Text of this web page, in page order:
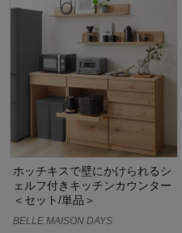
ホッチキスで壁にかけられるシ
ェルフ付きキッチンカウンター
＜セット/単品＞
BELLE MAISON DAYS